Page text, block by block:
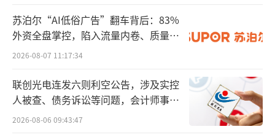
P支付方式改革三年行动，按要求2025年底前
完成。
改革实施两年来，实施地区的住院医保基
金“按项目付费”占比下降到1/4左右，还有一
些额外的节约，如浙江省在全面实施DRG付费
苏泊尔“AI低俗广告”翻车背后：83%
外资全盘掌控，陷入流量内卷、质量频
发的负循环
2026-08-07 11:17:34
联创光电连发六则利空公告，涉及实控
人被查、债务诉讼等问题，会计师事务
所曾出具“保留意见”
2026-08-06 09:43:47